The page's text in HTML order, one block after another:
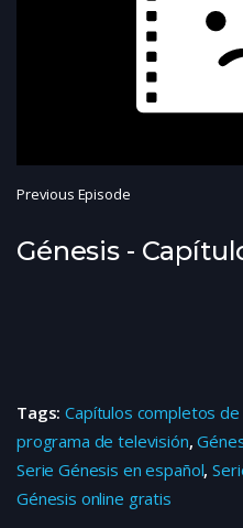
Previous Episode
Génesis -
Tags:Capítulos completos de
programa de televisión,
Serie Génesis en español,
Génesis online gratis